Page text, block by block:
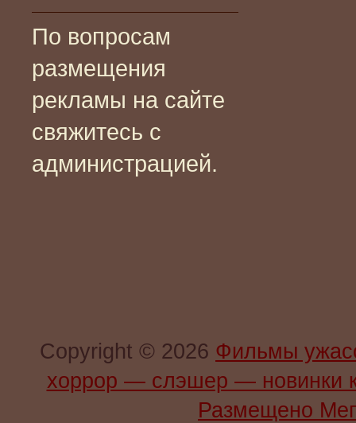
По вопросам
размещения
рекламы на сайте
свяжитесь с
администрацией.
Copyright © 2026 Фильмы
хоррор — слэшер —
Размещено